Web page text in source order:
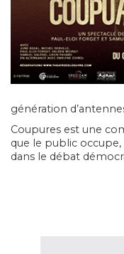
génération
Coupures est une
que le public occupe,
dans le débat